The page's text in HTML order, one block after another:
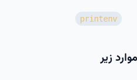
printenv
زیر